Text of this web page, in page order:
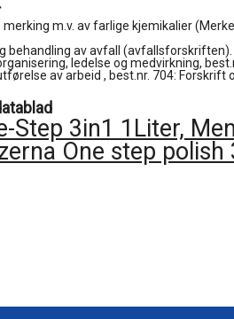
m.v. av farlige kjemikalier
behandling av avfall (avfallsforskriften).
ledelse og medvirkning,
av arbeid , best.nr. 704: Forskrift
Step 3in1 1Liter,
One step